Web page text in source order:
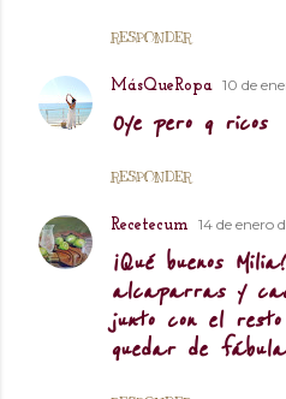
RESPONDER
MásQueRopa 10 de
Oye pero q ricos
RESPONDER
Recetecum 14 de enero
¡Qué buenos
alcaparras y
junto con el resto
quedar de